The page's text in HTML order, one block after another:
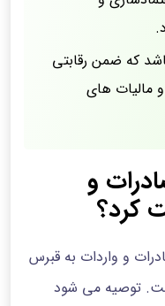
که ضمن رقابتی
مالیات های
و
کرد؟
و واردات به قبرس
توصیه می شود